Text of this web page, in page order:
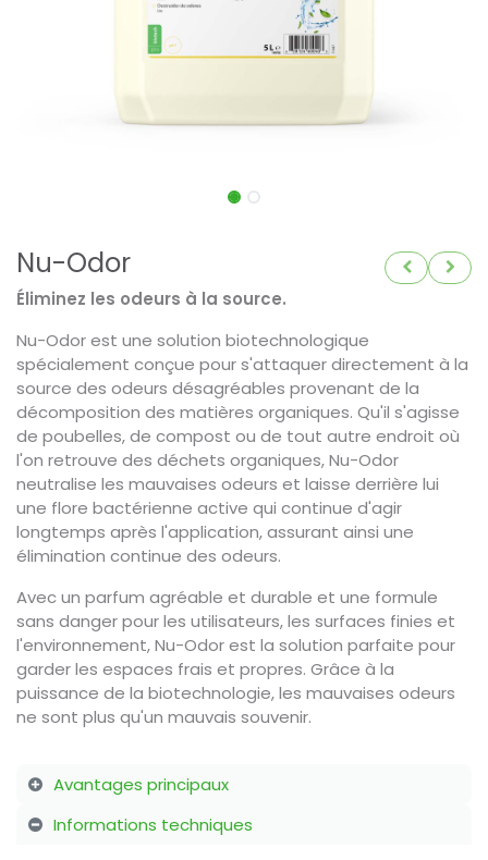
Nu-Odor
Éliminez les odeurs à la source.
Nu-Odor est une solution biotechnologique
spécialement conçue pour s'attaquer directement à la
source des odeurs désagréables provenant de la
décomposition des matières organiques. Qu'il s'agisse
de poubelles, de compost ou de tout autre endroit où
l'on retrouve des déchets organiques, Nu-Odor
neutralise les mauvaises odeurs et laisse derrière lui
une flore bactérienne active qui continue d'agir
longtemps après l'application, assurant ainsi une
élimination continue des odeurs.
Avec un parfum agréable et durable et une formule
sans danger pour les utilisateurs, les surfaces finies et
l'environnement, Nu-Odor est la solution parfaite pour
garder les espaces frais et propres. Grâce à la
puissance de la biotechnologie, les mauvaises odeurs
ne sont plus qu'un mauvais souvenir.
Avantages principaux
Informations techniques